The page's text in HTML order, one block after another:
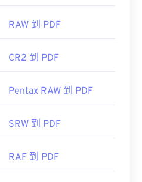
RAW 到 PDF
CR2 到 PDF
Pentax RAW 到 PDF
SRW 到 PDF
RAF 到 PDF